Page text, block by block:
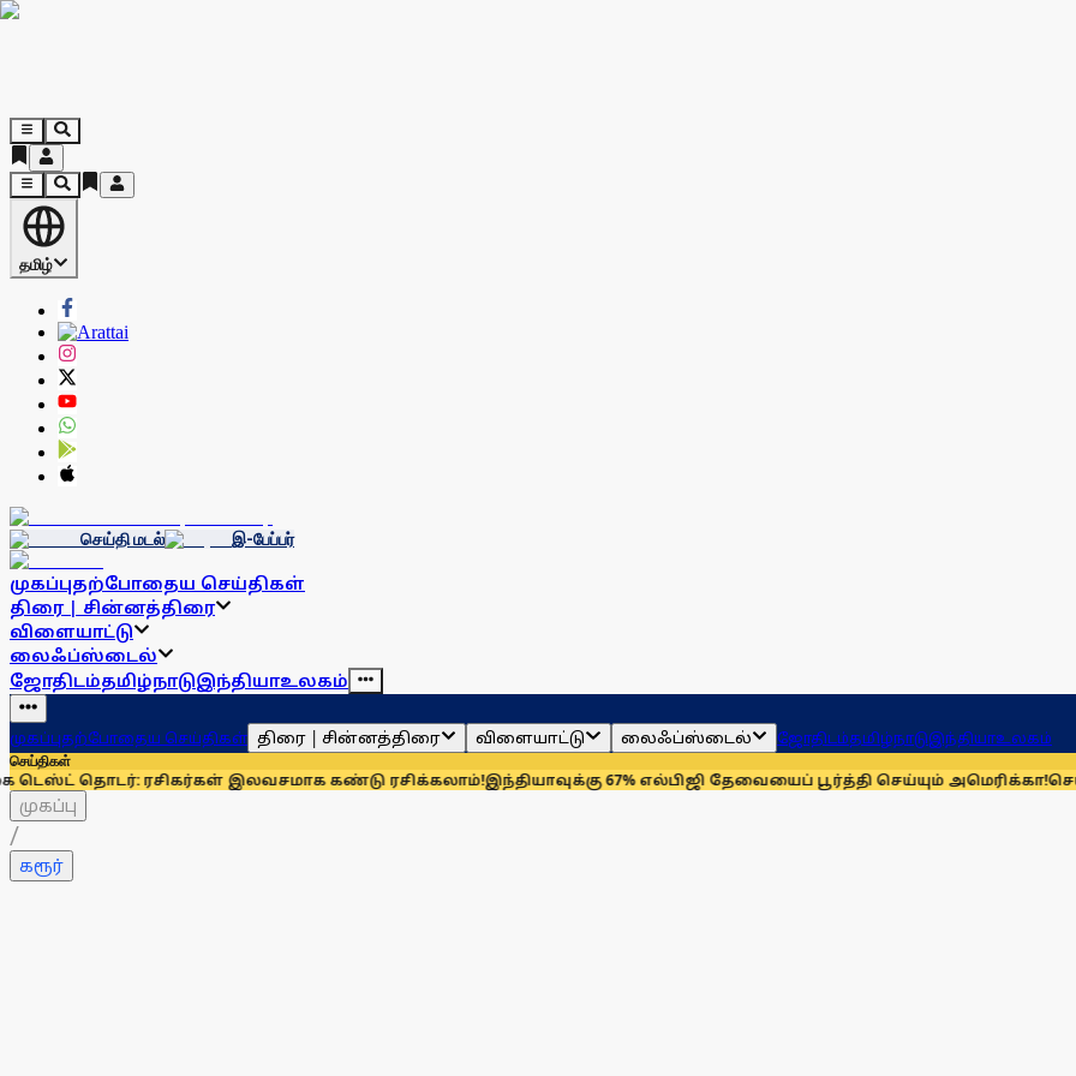
தமிழ்
செய்தி மடல் இ-பேப்பர்
முகப்புதற்போதைய செய்திகள்
திரை | சின்னத்திரை
விளையாட்டு
லைஃப்ஸ்டைல்
ஜோதிடம்தமிழ்நாடுஇந்தியாஉலகம்
முகப்புதற்போதைய செய்திகள் திரை | சின்னத்திரை விளையாட்டு லைஃப்ஸ்டைல் ஜோதிடம்தமிழ்நாடுஇந்தியாஉலகம்
செய்திகள்
ரசிகர்கள் இலவசமாக கண்டு ரசிக்கலாம்!இந்தியாவுக்கு 67% எல்பிஜி தேவையைப் பூர்த்தி செய்யும் அமெரிக்கா! செயின்ட்
முகப்பு
/
கரூர்